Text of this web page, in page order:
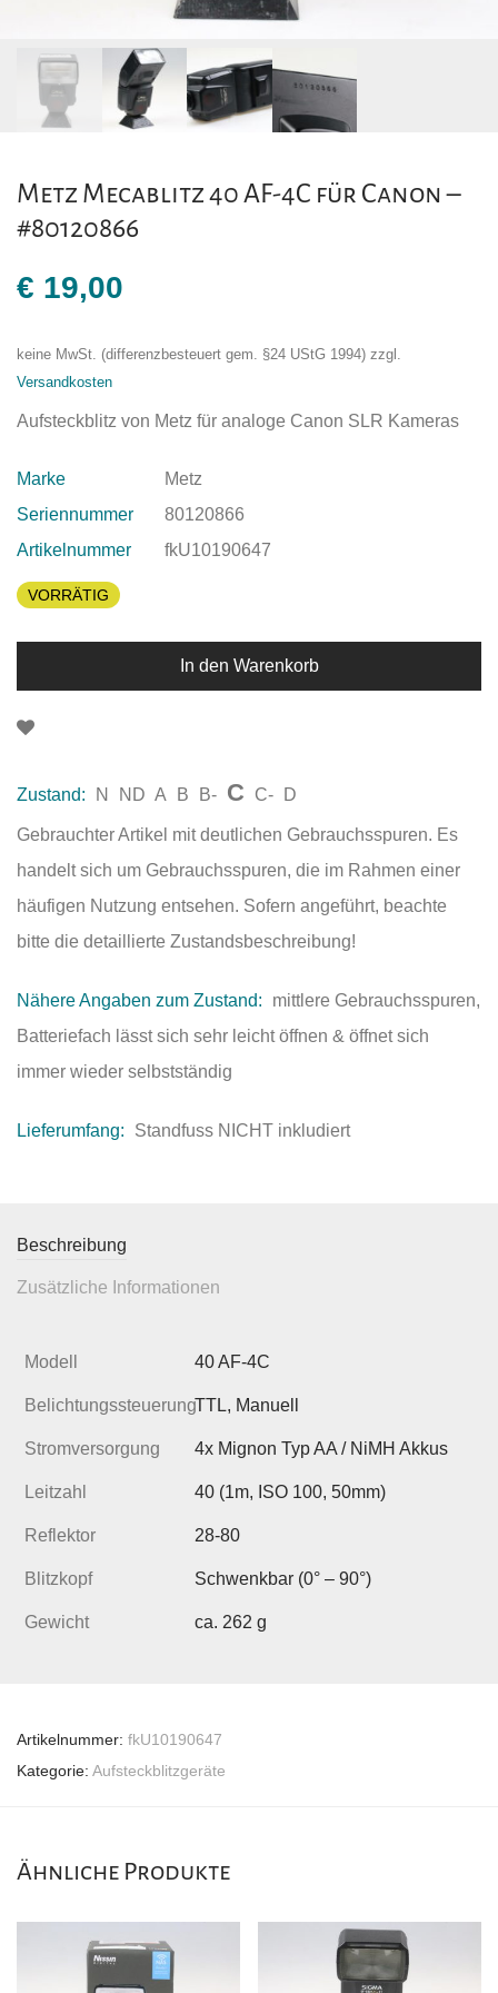
Metz Mecablitz 40 AF-4C für Canon –
#80120866
€ 19,00
keine MwSt. (differenzbesteuert gem. §24 UStG 1994) zzgl.
Versandkosten
Aufsteckblitz von Metz für analoge Canon SLR Kameras
Marke
Metz
Seriennummer
80120866
Artikelnummer
fkU10190647
VORRÄTIG
In den Warenkorb
Zustand: N ND A B B- C C- D
Gebrauchter Artikel mit deutlichen Gebrauchsspuren. Es
handelt sich um Gebrauchsspuren, die im Rahmen einer
häufigen Nutzung entsehen. Sofern angeführt, beachte
bitte die detaillierte Zustandsbeschreibung!
Nähere Angaben zum Zustand:
mittlere Gebrauchsspuren,
Batteriefach lässt sich sehr leicht öffnen & öffnet sich
immer wieder selbstständig
Lieferumfang: Standfuss NICHT inkludiert
Beschreibung
Zusätzliche Informationen
Modell 40 AF-4C
BelichtungssteuerungTTL, Manuell
Stromversorgung 4x Mignon Typ AA / NiMH Akkus
Leitzahl 40 (1m, ISO 100, 50mm)
Reflektor 28-80
Blitzkopf Schwenkbar (0° – 90°)
Gewicht ca. 262 g
Artikelnummer: fkU10190647
Kategorie: Aufsteckblitzgeräte
Ähnliche Produkte